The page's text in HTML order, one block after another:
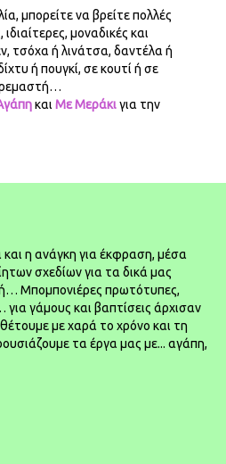
μπορείτε να βρείτε πολλές
μοναδικές και
τσόχα ή λινάτσα, δαντέλα ή
ή πουγκί, σε κουτί ή σε
και Με Μεράκιγια την
και η ανάγκη για έκφραση, μέσα
σχεδίων για τα δικά μας
Μπομπονιέρες πρωτότυπες,
για γάμους και βαπτίσεις άρχισαν
με χαρά το χρόνο και τη
τα έργα μας με... αγάπη,